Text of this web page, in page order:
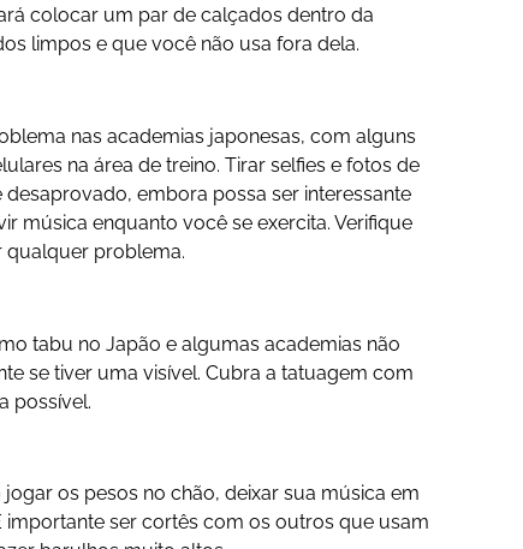
colocar um par de calçados dentro da
limpos e que você não usa fora dela.
nas academias japonesas, com alguns
na área de treino. Tirar selfies e fotos de
embora possa ser interessante
música enquanto você se exercita. Verifique
qualquer problema.
tabu no Japão e algumas academias não
se tiver uma visível. Cubra a tatuagem com
possível.
os pesos no chão, deixar sua música em
importante ser cortês com os outros que usam